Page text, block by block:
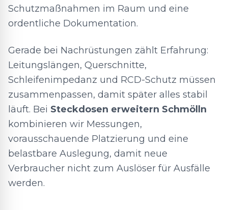
Schutzmaßnahmen im Raum und eine
ordentliche Dokumentation.
Gerade bei Nachrüstungen zählt Erfahrung:
Leitungslängen, Querschnitte,
Schleifenimpedanz und RCD-Schutz müssen
zusammenpassen, damit später alles stabil
läuft. Bei Steckdosen erweitern Schmölln
kombinieren wir Messungen,
vorausschauende Platzierung und eine
belastbare Auslegung, damit neue
Verbraucher nicht zum Auslöser für Ausfälle
werden.